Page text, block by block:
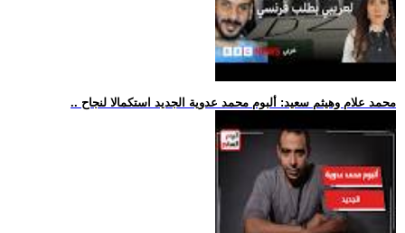
.. محمد علام وهيثم سعيد: ألبوم محمد عدوية الجديد استكمالا لنجاح